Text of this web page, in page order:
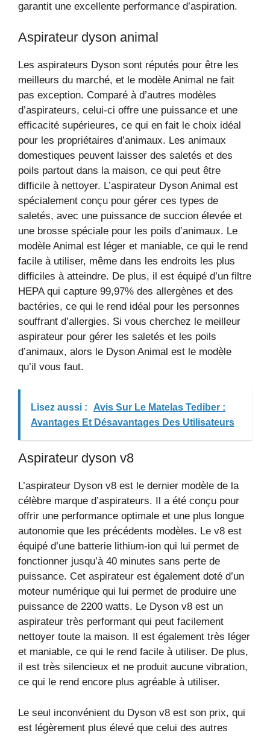
garantit une excellente performance d’aspiration.
Aspirateur dyson animal
Les aspirateurs Dyson sont réputés pour être les
meilleurs du marché, et le modèle Animal ne fait
pas exception. Comparé à d’autres modèles
d’aspirateurs, celui-ci offre une puissance et une
efficacité supérieures, ce qui en fait le choix idéal
pour les propriétaires d’animaux. Les animaux
domestiques peuvent laisser des saletés et des
poils partout dans la maison, ce qui peut être
difficile à nettoyer. L’aspirateur Dyson Animal est
spécialement conçu pour gérer ces types de
saletés, avec une puissance de succion élevée et
une brosse spéciale pour les poils d’animaux. Le
modèle Animal est léger et maniable, ce qui le rend
facile à utiliser, même dans les endroits les plus
difficiles à atteindre. De plus, il est équipé d’un filtre
HEPA qui capture 99,97% des allergènes et des
bactéries, ce qui le rend idéal pour les personnes
souffrant d’allergies. Si vous cherchez le meilleur
aspirateur pour gérer les saletés et les poils
d’animaux, alors le Dyson Animal est le modèle
qu’il vous faut.
Lisez aussi :
Avis Sur Le Matelas Tediber :
Avantages Et Désavantages Des Utilisateurs
Aspirateur dyson v8
L’aspirateur Dyson v8 est le dernier modèle de la
célèbre marque d’aspirateurs. Il a été conçu pour
offrir une performance optimale et une plus longue
autonomie que les précédents modèles. Le v8 est
équipé d’une batterie lithium-ion qui lui permet de
fonctionner jusqu’à 40 minutes sans perte de
puissance. Cet aspirateur est également doté d’un
moteur numérique qui lui permet de produire une
puissance de 2200 watts. Le Dyson v8 est un
aspirateur très performant qui peut facilement
nettoyer toute la maison. Il est également très léger
et maniable, ce qui le rend facile à utiliser. De plus,
il est très silencieux et ne produit aucune vibration,
ce qui le rend encore plus agréable à utiliser.
Le seul inconvénient du Dyson v8 est son prix, qui
est légèrement plus élevé que celui des autres